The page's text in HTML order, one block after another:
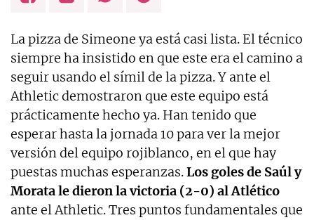
La pizza de Simeone ya está casi lista. El técnico
siempre ha insistido en que este era el camino a
seguir usando el símil de la pizza. Y ante el
Athletic demostraron que este equipo está
prácticamente hecho ya. Han tenido que
esperar hasta la jornada 10 para ver la mejor
versión del equipo rojiblanco, en el que hay
puestas muchas esperanzas.Los goles de Saúl y
Morata le dieron la victoria (2-0) al Atlético
ante el Athletic. Tres puntos fundamentales que